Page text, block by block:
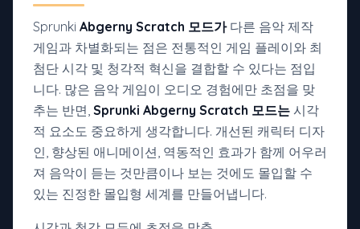
Sprunki Abgerny Scratch 모드가다른 음악 제작
게임과 차별화되는 점은 전통적인 게임 플레이와 최
첨단 시각 및 청각적 혁신을 결합할 수 있다는 점입
니다. 많은 음악 게임이 오디오 경험에만 초점을 맞
추는 반면, Sprunki Abgerny Scratch 모드는 시각
적 요소도 중요하게 생각합니다. 개선된 캐릭터 디자
인, 향상된 애니메이션, 역동적인 효과가 함께 어우러
져 음악이 듣는 것만큼이나 보는 것에도 몰입할 수
있는 진정한 몰입형 세계를 만들어냅니다.